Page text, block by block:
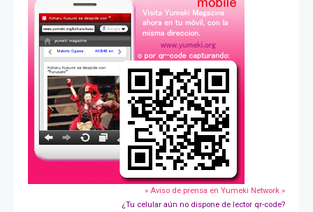
» Aviso de prensa en Yumeki Network »
¿Tu celular aún no dispone de lector qr-code?